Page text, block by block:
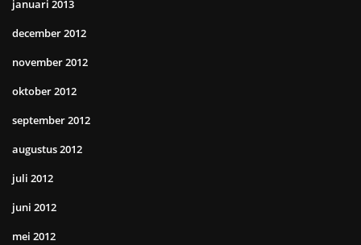
januari 2013
december 2012
november 2012
oktober 2012
september 2012
augustus 2012
juli 2012
juni 2012
mei 2012